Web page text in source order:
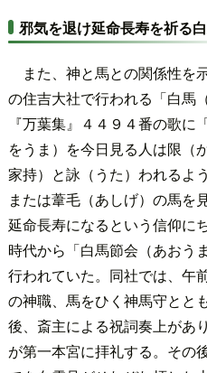
邪気を退け延命長寿を祈る
また、神と馬との関係性を
の住吉大社で行われる「白馬
『万葉集』４４９４番の歌
をうま）を今日見る人は限（
家持）と詠（うた）われるよ
または葦毛（あしげ）の馬を
延命長寿になるという信仰に
時代から「白馬節会（あおう
行われていた。同社では、午
の神職、馬をひく神馬守とと
後、斎主による祝詞奏上があ
が第一本宮に拝礼する。その